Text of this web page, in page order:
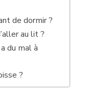
de dormir ?
au lit ?
du mal à
?